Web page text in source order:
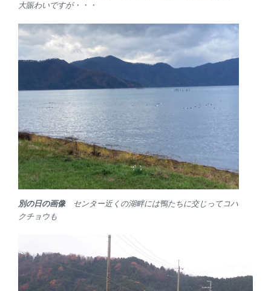
大賑わいですが・・・
別の日の画像センター近くの湖畔には鴨たちに交じってコハ
クチョウも